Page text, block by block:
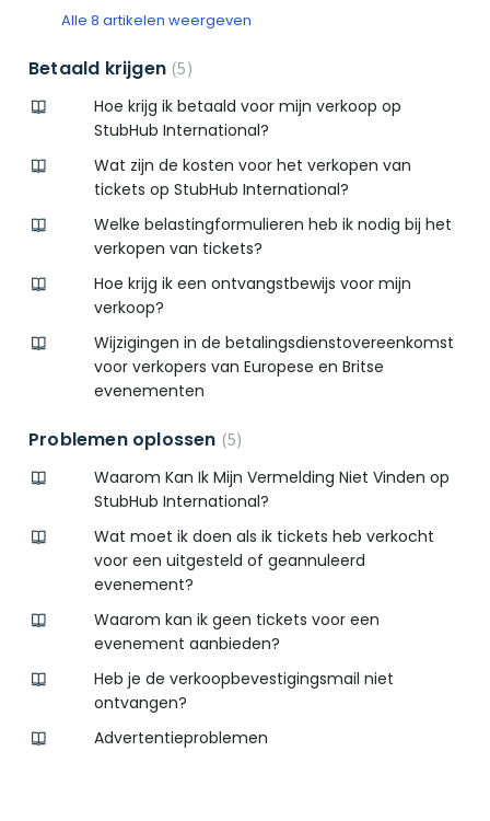
Alle 8 artikelen weergeven
Betaald krijgen 5
Hoe krijg ik betaald voor mijn verkoop op
StubHub International?
Wat zijn de kosten voor het verkopen van
tickets op StubHub International?
Welke belastingformulieren heb ik nodig bij het
verkopen van tickets?
Hoe krijg ik een ontvangstbewijs voor mijn
verkoop?
Wijzigingen in de betalingsdienstovereenkomst
voor verkopers van Europese en Britse
evenementen
Problemen oplossen 5
Waarom Kan Ik Mijn Vermelding Niet Vinden op
StubHub International?
Wat moet ik doen als ik tickets heb verkocht
voor een uitgesteld of geannuleerd
evenement?
Waarom kan ik geen tickets voor een
evenement aanbieden?
Heb je de verkoopbevestigingsmail niet
ontvangen?
Advertentieproblemen